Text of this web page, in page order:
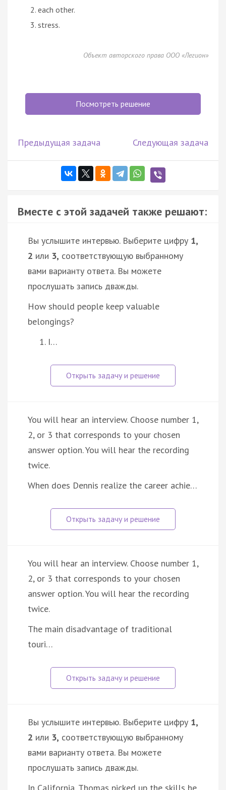
each other.
stress.
Объект авторского права ООО «Легион»
Посмотреть решение
Предыдущая задача Следующая задача
Вместе с этой задачей также решают:
Вы услышите интервью. Выберите цифру 1,
2 или 3, соответствующую выбранному
вами варианту ответа. Вы можете
прослушать запись дважды.
How should people keep valuable
belongings?
I…
You will hear an interview. Choose number 1,
2, or 3 that corresponds to your chosen
answer option. You will hear the recording
twice.
When does Dennis realize the career achie…
You will hear an interview. Choose number 1,
2, or 3 that corresponds to your chosen
answer option. You will hear the recording
twice.
The main disadvantage of traditional
touri…
Вы услышите интервью. Выберите цифру 1,
2 или 3, соответствующую выбранному
вами варианту ответа. Вы можете
прослушать запись дважды.
In California, Thomas picked up the skills he